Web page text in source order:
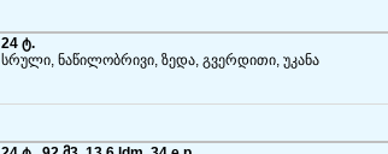
24 ტ.
სრული, ნაწილობრივი, ზედა, გვერდითი, უკანა